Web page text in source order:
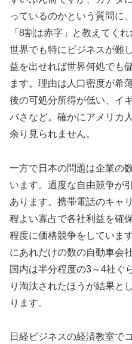
っているのかという質問に
「8割は赤字」と教えてく
世界でも特にビジネスが難
益を出せれば世界何処でも
ます。理由は人口密度が希
後の可処分所得が低い、イ
バさなど。確かにアメリカ
余り見られません。
一方で日本の問題は企業の
います。過度な自由競争が
あります。携帯電話のキャ
程よい寡占で各社利益を確
程度に価格競争をしていま
にあれだけの数の自動車会
国内は半分程度の3～4社ぐ
り淘汰されたほうが結果と
ります。
日経ビジネスの経済教室で